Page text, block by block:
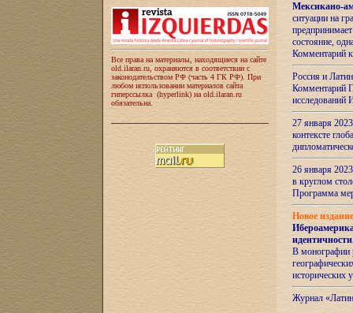
Все права на материалы, находящиеся на сайте
old.ilaran.ru, охраняются в соответствии с
законодательством РФ (часть 4 ГК РФ). При
любом использовании материалов сайта
гиперссылка (hyperlink) на old.ilaran.ru
обязательна.
Мексикано-
ситуации на
состояние,
Комментарий
Россия и
Комментарий
27 января
контексте
26 января
в круглом
Программа
Новое
идентичности
В монографии
исторических
Журнал